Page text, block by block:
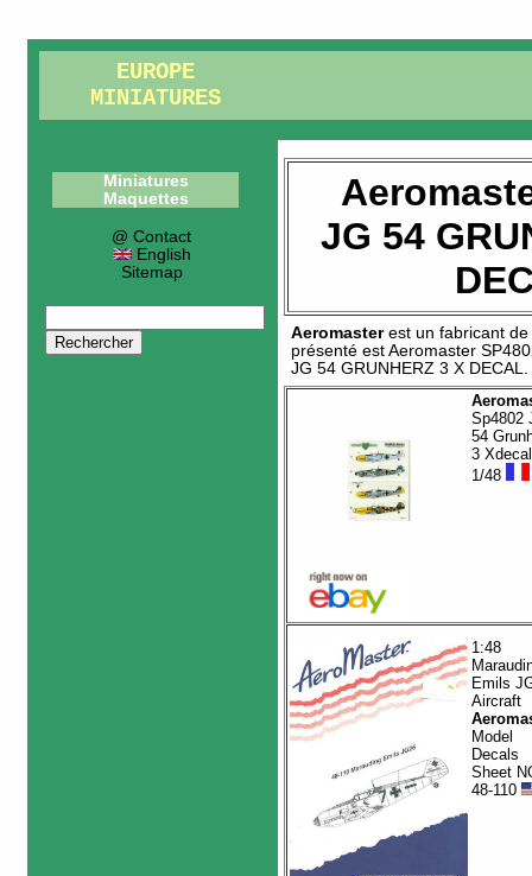
EUROPE
MINIATURES
Miniatures
Maquettes
@ Contact
English
Sitemap
JG 54
Aeromasterest un fabricant
présenté estAeromaster
JG 54 GRUNHERZ 3 X DECAL
Sp4802
54
3 Xdecal
1/48
1:48
Emils
Aircraft
Model
Decals
Sheet
48-110